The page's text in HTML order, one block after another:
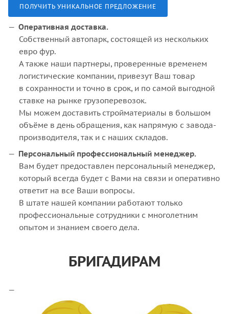
ПОЛУЧИТЬ УНИКАЛЬНОЕ ПРЕДЛОЖЕНИЕ
Оперативная доставка.
Собственный автопарк, состоящей из нескольких
евро фур.
А также наши партнеры, проверенные временем
логистические компании, привезут Ваш товар
в сохранности и точно в срок, и по самой выгодной
ставке на рынке грузоперевозок.
Мы можем доставить стройматериалы в большом
объёме в день обращения, как напрямую с завода-
производителя, так и с наших складов.
Персональный профессиональный менеджер.
Вам будет предоставлен персональный менеджер,
который всегда будет с Вами на связи и оперативно
ответит на все Ваши вопросы.
В штате нашей компании работают только
профессиональные сотрудники с многолетним
опытом и знанием своего дела.
БРИГАДИРАМ